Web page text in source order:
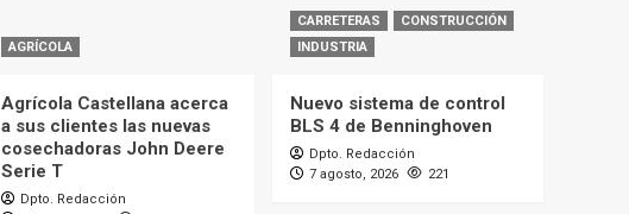
AGRÍCOLA
Agrícola Castellana acerca
a sus clientes las nuevas
cosechadoras John Deere
Serie T
Dpto. Redacción
CARRETERAS
CONSTRUCCIÓN
INDUSTRIA
Nuevo sistema de control
BLS 4 de Benninghoven
Dpto. Redacción
7 agosto, 2026
221